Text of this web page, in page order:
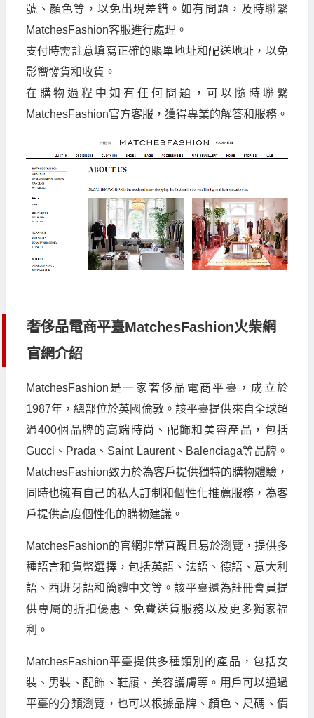
號、顏色等，以免出現差錯。如有問題，及時聯繫
MatchesFashion客服進行處理。
支付時需註意填寫正確的賬單地址和配送地址，以免
影嚮發貨和收貨。
在購物過程中如有任何問題，可以隨時聯繫
MatchesFashion官方客服，獲得專業的解答和服務。
奢侈品電商平臺MatchesFashion火柴網
官網介紹
MatchesFashion是一家奢侈品電商平臺，成立於
1987年，總部位於英國倫敦。該平臺提供來自全球超
過400個品牌的高端時尚、配飾和美容產品，包括
Gucci、Prada、Saint Laurent、Balenciaga等品牌。
MatchesFashion致力於為客戶提供獨特的購物體驗，
同時也擁有自己的私人訂制和個性化推薦服務，為客
戶提供高度個性化的購物建議。
MatchesFashion的官網非常直觀且易於瀏覽，提供多
種語言和貨幣選擇，包括英語、法語、德語、意大利
語、西班牙語和簡體中文等。該平臺還為註冊會員提
供專屬的折扣優惠、免費送貨服務以及更多獨家福
利。
MatchesFashion平臺提供多種類別的產品，包括女
裝、男裝、配飾、鞋履、美容護膚等。用戶可以通過
平臺的分類瀏覽，也可以根據品牌、顏色、尺碼、價